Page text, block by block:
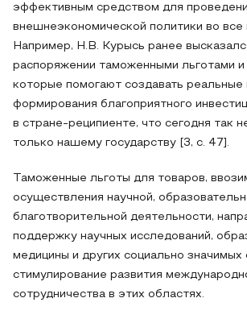
эффективным средством для
внешнеэкономической политики во все
Например, Н.В. Курысь ранее
распоряжении таможенными льготами
которые помогают создавать реальные
формирования благоприятного
в стране-реципиенте, что сегодня так
только нашему государству [3, с. 47].
Таможенные льготы для товаров,
осуществления научной,
благотворительной деятельности,
поддержку научных исследований,
медицины и других социально значимых
стимулирование развития
сотрудничества в этих областях.